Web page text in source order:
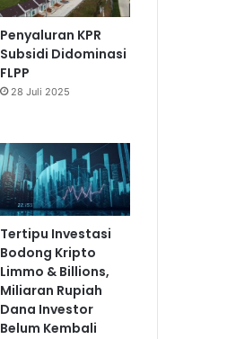
Penyaluran KPR
Subsidi Didominasi
FLPP
28 Juli 2025
Tertipu Investasi
Bodong Kripto
Limmo & Billions,
Miliaran Rupiah
Dana Investor
Belum Kembali